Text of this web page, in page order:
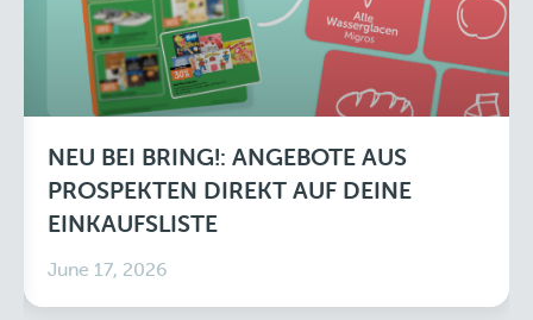
NEU BEI BRING!: ANGEBOTE AUS
PROSPEKTEN DIREKT AUF DEINE
EINKAUFSLISTE
June 17, 2026